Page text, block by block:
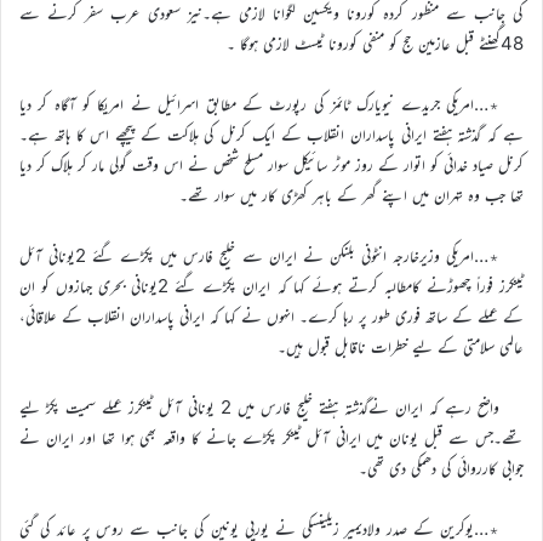
کی جانب سے منظور کردہ کورونا ویکسین لگوانا لازمی ہے۔نیز سعودی عرب سفر کرنے سے
48گھنٹے قبل عازمین حج کو منفی کورونا ٹیسٹ لازمی ہوگا ۔
٭…امریکی جریدے نیویارک ٹائمز کی رپورٹ کے مطابق اسرائیل نے امریکا کو آگاہ کر دیا
ہے کہ گذشتہ ہفتے ایرانی پاسداران انقلاب کے ایک کرنل کی ہلاکت کے پیچھے اس کا ہاتھ ہے۔
کرنل صیاد خدائی کو اتوار کے روز موٹر سائیکل سوار مسلح شخص نے اس وقت گولی مار کر ہلاک کر دیا
تھا جب وہ تہران میں اپنے گھر کے باہر کھڑی کار میں سوار تھے۔
٭…امریکی وزیرخارجہ انٹونی بلنکن نے ایران سے خلیج فارس میں پکڑے گئے 2یونانی آئل
ٹینکرز فوراً چھوڑنے کامطالبہ کرتے ہوئے کہا کہ ایران پکڑے گئے 2یونانی بحری جہازوں کو ان
کے عملے کے ساتھ فوری طور پر رہا کرے۔ انہوں نے کہا کہ ایرانی پاسداران انقلاب کے علاقائی،
عالمی سلامتی کے لیے خطرات ناقابل قبول ہیں۔
واضح رہے کہ ایران نےگذشتہ ہفتے خلیج فارس میں 2 یونانی آئل ٹینکرز عملے سمیت پکڑ لیے
تھے۔جس سے قبل یونان میں ایرانی آئل ٹینکر پکڑے جانے کا واقعہ بھی ہوا تھا اور ایران نے
جوابی کارروائی کی دھمکی دی تھی۔
٭…یوکرین کے صدر ولادیمیر زیلینسکی نے یورپی یونین کی جانب سے روس پر عائد کی گئی